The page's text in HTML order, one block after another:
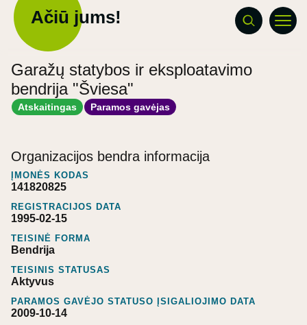
Ačiū jums!
Garažų statybos ir eksploatavimo
bendrija "Šviesa"
Atskaitingas Paramos gavėjas
Organizacijos bendra informacija
ĮMONĖS KODAS
141820825
REGISTRACIJOS DATA
1995-02-15
TEISINĖ FORMA
Bendrija
TEISINIS STATUSAS
Aktyvus
PARAMOS GAVĖJO STATUSO ĮSIGALIOJIMO DATA
2009-10-14